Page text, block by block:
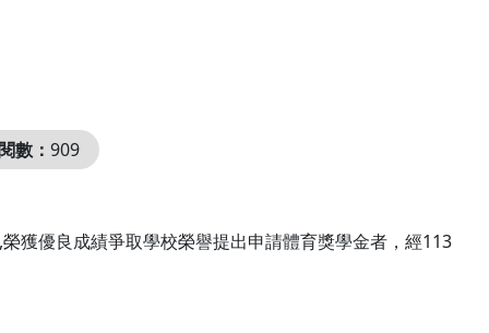
數： 909
獲優良成績爭取學校榮譽提出申請體育獎學金者，經113